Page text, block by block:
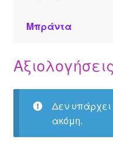
Μπράντα
Αξιολογήσεις
Δεν
ακόμη.